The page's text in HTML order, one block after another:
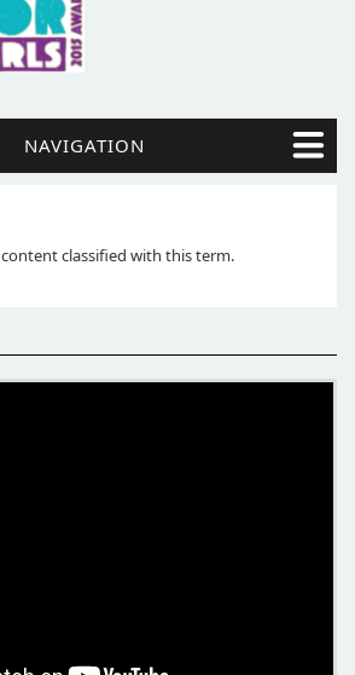
NAVIGATION
classified with this term.